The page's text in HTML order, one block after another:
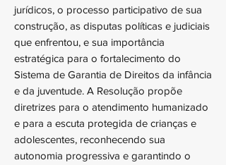
jurídicos, o processo participativo de sua
construção, as disputas políticas e judiciais
que enfrentou, e sua importância
estratégica para o fortalecimento do
Sistema de Garantia de Direitos da infância
e da juventude. A Resolução propõe
diretrizes para o atendimento humanizado
e para a escuta protegida de crianças e
adolescentes, reconhecendo sua
autonomia progressiva e garantindo o